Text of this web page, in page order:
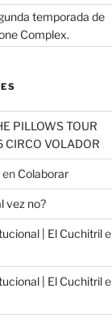
temporada de
Complex.
PILLOWS TOUR
VOLADOR
en Colaborar
vez no?
| El Cuchitril
| El Cuchitril